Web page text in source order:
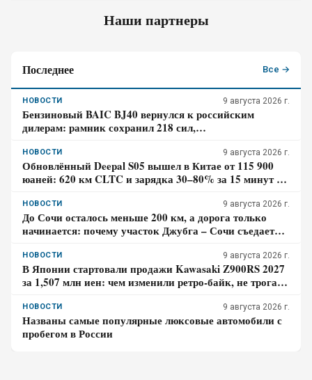
Наши партнеры
Последнее Все →
НОВОСТИ 9 августа 2026 г.
Бензиновый BAIC BJ40 вернулся к российским
дилерам: рамник сохранил 218 сил,
НОВОСТИ 9 августа 2026 г.
Обновлённый Deepal S05 вышел в Китае от 115 900
юаней: 620 км CLTC и зарядка 30–80% за 15 минут –
НОВОСТИ 9 августа 2026 г.
До Сочи осталось меньше 200 км, а дорога только
начинается: почему участок Джубга – Сочи съедает
НОВОСТИ 9 августа 2026 г.
В Японии стартовали продажи Kawasaki Z900RS 2027
за 1,507 млн иен: чем изменили ретро-байк, не трогая
НОВОСТИ 9 августа 2026 г.
Названы самые популярные люксовые автомобили с
пробегом в России